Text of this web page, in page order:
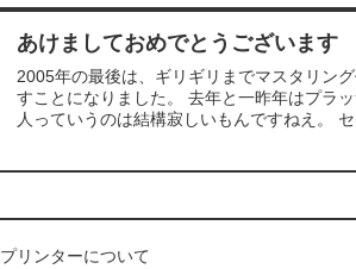
あけましておめでとうございます
2005年の最後は、ギリギリまでマスタリン
すことになりました。 去年と一昨年はプラ
人っていうのは結構寂しいもんですねえ。
プリンターについて